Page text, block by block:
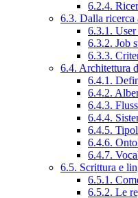
6.2.4.
6.3. Dalla ricerca
6.3.1.
6.3.2. Job
6.3.3.
6.4. Architettura
6.4.1.
6.4.2.
6.4.3.
6.4.4.
6.4.5.
6.4.6.
6.4.7.
6.5. Scrittura e
6.5.1.
6.5.2. Le